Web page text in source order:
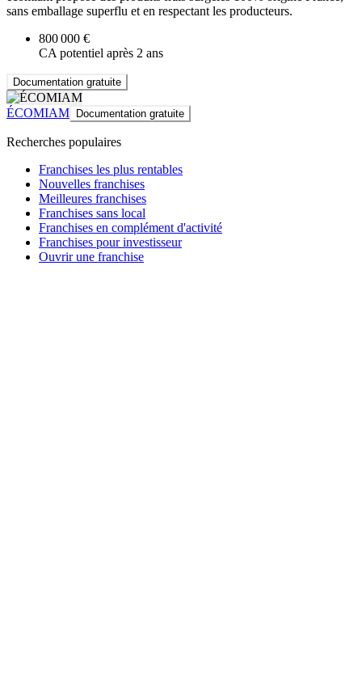
sans emballage superflu et en respectant les producteurs.
800 000 €
CA potentiel après 2 ans
Documentation gratuite
ÉCOMIAM Documentation gratuite
Recherches populaires
Franchises les plus rentables
Nouvelles franchises
Meilleures franchises
Franchises sans local
Franchises en complément d'activité
Franchises pour investisseur
Ouvrir une franchise